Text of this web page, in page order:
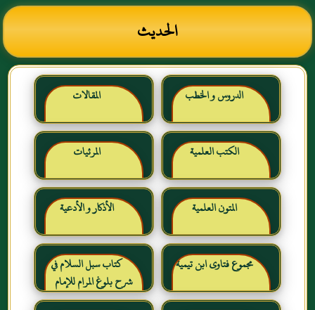
الحديث
الدروس و الخطب المقالات
الكتب العلمية المرئيات
المتون العلمية الأذكار و الأدعية
مجموع فتاوى ابن تيمية
كتاب سبل السلام في
شرح بلوغ المرام للإمام
الصنعاني رحمه الله